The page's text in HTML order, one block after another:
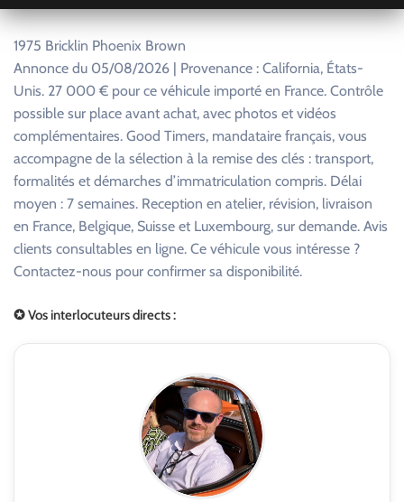
1975 Bricklin Phoenix Brown
Annonce du 05/08/2026 | Provenance : California, États-
Unis. 27 000 € pour ce véhicule importé en France. Contrôle
possible sur place avant achat, avec photos et vidéos
complémentaires. Good Timers, mandataire français, vous
accompagne de la sélection à la remise des clés : transport,
formalités et démarches d’immatriculation compris. Délai
moyen : 7 semaines. Reception en atelier, révision, livraison
en France, Belgique, Suisse et Luxembourg, sur demande. Avis
clients consultables en ligne. Ce véhicule vous intéresse ?
Contactez-nous pour confirmer sa disponibilité.
✪ Vos interlocuteurs directs :